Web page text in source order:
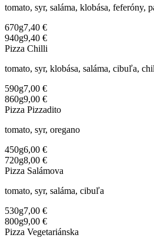
tomato, syr, saláma, klobása, feferóny,
670g7,40 €
940g9,40 €
Pizza Chilli
tomato, syr, klobása, saláma, cibuľa,
590g7,00 €
860g9,00 €
Pizza Pizzadito
tomato, syr, oregano
450g6,00 €
720g8,00 €
Pizza Salámova
tomato, syr, saláma, cibuľa
530g7,00 €
800g9,00 €
Pizza Vegetariánska